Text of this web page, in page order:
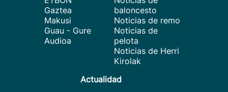
Gaztea
Makusi
Guau - Gure
Audioa
baloncesto
Noticias de remo
Noticias de
pelota
Noticias de Herri
Kirolak
Actualidad